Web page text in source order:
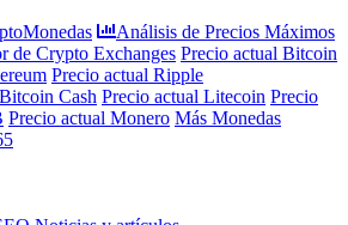
Análisis de Precios Máximos
de Crypto Exchanges Precio actual Bitcoin
Precio actual Ripple
Cash Precio actual Litecoin Precio
Precio actual Monero Más Monedas